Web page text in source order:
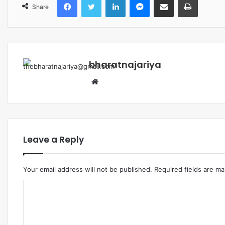
Share
bharatnajariya
Leave a Reply
Your email address will not be published. Required fields are